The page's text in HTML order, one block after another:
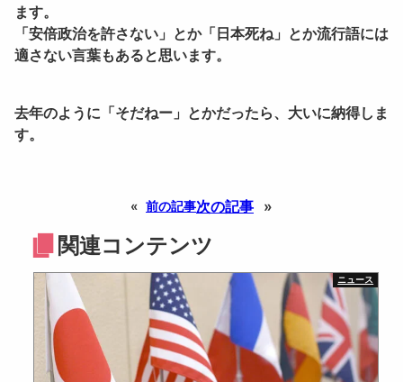
ます。
「安倍政治を許さない」とか「日本死ね」とか流行語には
適さない言葉もあると思います。
去年のように「そだねー 」とかだったら、大いに納得しま
す。
« 前の記事次の記事 »
関連コンテンツ
ニュース